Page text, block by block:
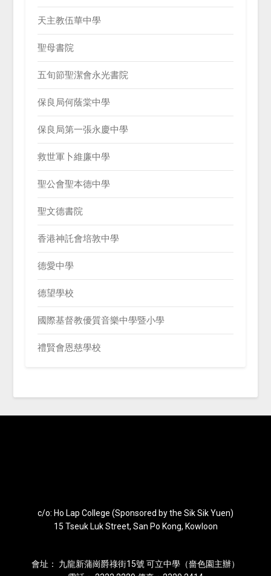
天主教伍華中學
聖母書院
五旬節聖潔會永光書院
保良局何蔭棠中學
保良局第一張永慶中學
救世軍卜維廉中學
聖公會聖本德中學
聖文德書院
香港神託會培敦中學
德愛中學
德望學校
國際基督教優質音樂中學暨小學
禮賢會恩慈學校
c/o: Ho Lap College (Sponsored by the Sik Sik Yuen)
15 Tseuk Luk Street, San Po Kong, Kowloon
會址： 九龍新蒲崗爵祿街15號 可立中學（嗇色園主辦）